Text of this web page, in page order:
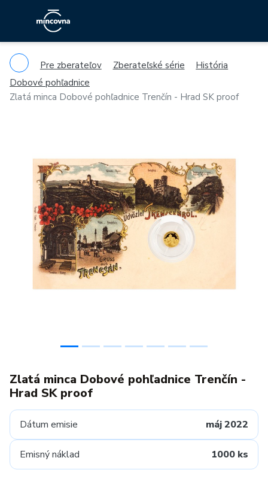
Pre zberateľov Zberateľské série
História
Dobové pohľadnice
Zlatá minca Dobové pohľadnice Trenčín - Hrad SK proof
Previous
Zlatá minca Dobové pohľadnice Trenčín -
Hrad SK proof
Dátum emisie máj 2022
Emisný náklad 1000 ks